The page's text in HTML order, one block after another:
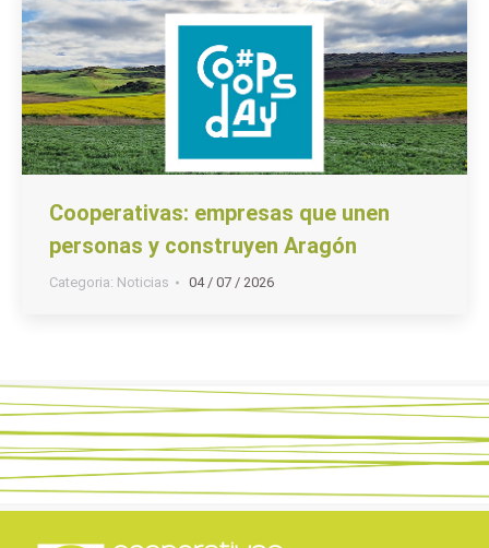
Cooperativas: empresas que unen
personas y construyen Aragón
Categoria: Noticias 04 / 07 / 2026